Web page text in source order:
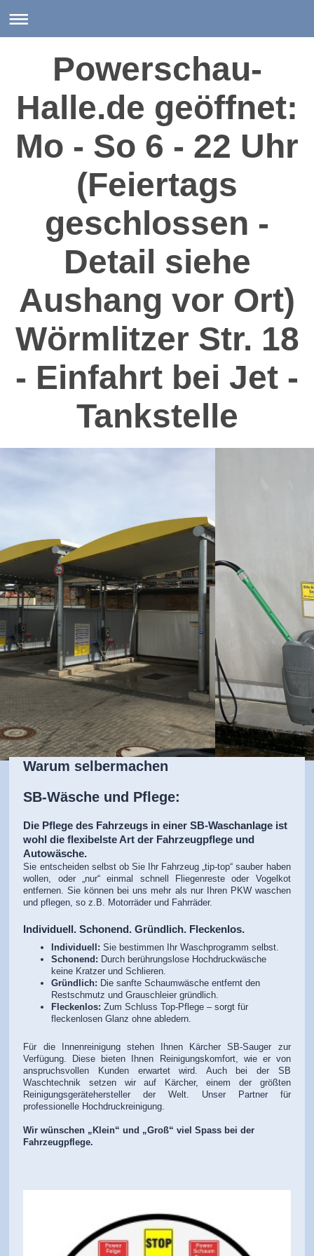
Powerschau-
Halle.de geöffnet:
Mo - So 6 - 22 Uhr
(Feiertags
geschlossen -
Detail siehe
Aushang vor Ort)
Wörmlitzer Str. 18
- Einfahrt bei Jet -
Tankstelle
Warum selbermachen
SB-Wäsche und Pflege:
Die Pflege des Fahrzeugs in einer SB-Waschanlage ist
wohl die flexibelste Art der Fahrzeugpflege und
Autowäsche.
Sie entscheiden selbst ob Sie Ihr Fahrzeug „tip-top“ sauber haben
wollen, oder „nur“ einmal schnell Fliegenreste oder Vogelkot
entfernen. Sie können bei uns mehr als nur Ihren PKW waschen
und pflegen, so z.B. Motorräder und Fahrräder.
Individuell. Schonend. Gründlich. Fleckenlos.
Individuell: Sie bestimmen Ihr Waschprogramm selbst.
Schonend: Durch berührungslose Hochdruckwäsche
keine Kratzer und Schlieren.
Gründlich: Die sanfte Schaumwäsche entfernt den
Restschmutz und Grauschleier gründlich.
Fleckenlos: Zum Schluss Top-Pflege – sorgt für
fleckenlosen Glanz ohne abledern.
Für die Innenreinigung stehen Ihnen Kärcher SB-Sauger zur
Verfügung. Diese bieten Ihnen Reinigungskomfort, wie er von
anspruchsvollen Kunden erwartet wird. Auch bei der SB
Waschtechnik setzen wir auf Kärcher, einem der größten
Reinigungsgerätehersteller der Welt. Unser Partner für
professionelle Hochdruckreinigung.
Wir wünschen „Klein“ und „Groß“ viel Spass bei der
Fahrzeugpflege.